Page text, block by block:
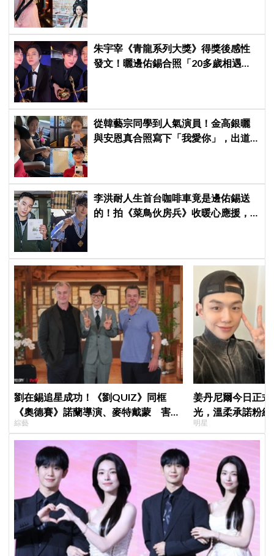
朱宇宰《青龍系列大獎》得獎後感性
發文！曬邊佑錫合照「20多歲相遇，
從韓藝宗同學到人氣演員！金高銀曬
與安恩真合照寫下「我愛你」，出道
李洪耐人生首台咖啡車竟是邊佑錫送
的！拍《菜鳥伙房兵》收暖心應援，
劉在錫追星成功！《劉QUIZ》同框
《奧德賽》諾蘭導演、麥特戴蒙 害羞
比YA幸福笑容藏不住
綜藝
姜丹尼爾今日正
光，溫柔承諾粉
的」
明星